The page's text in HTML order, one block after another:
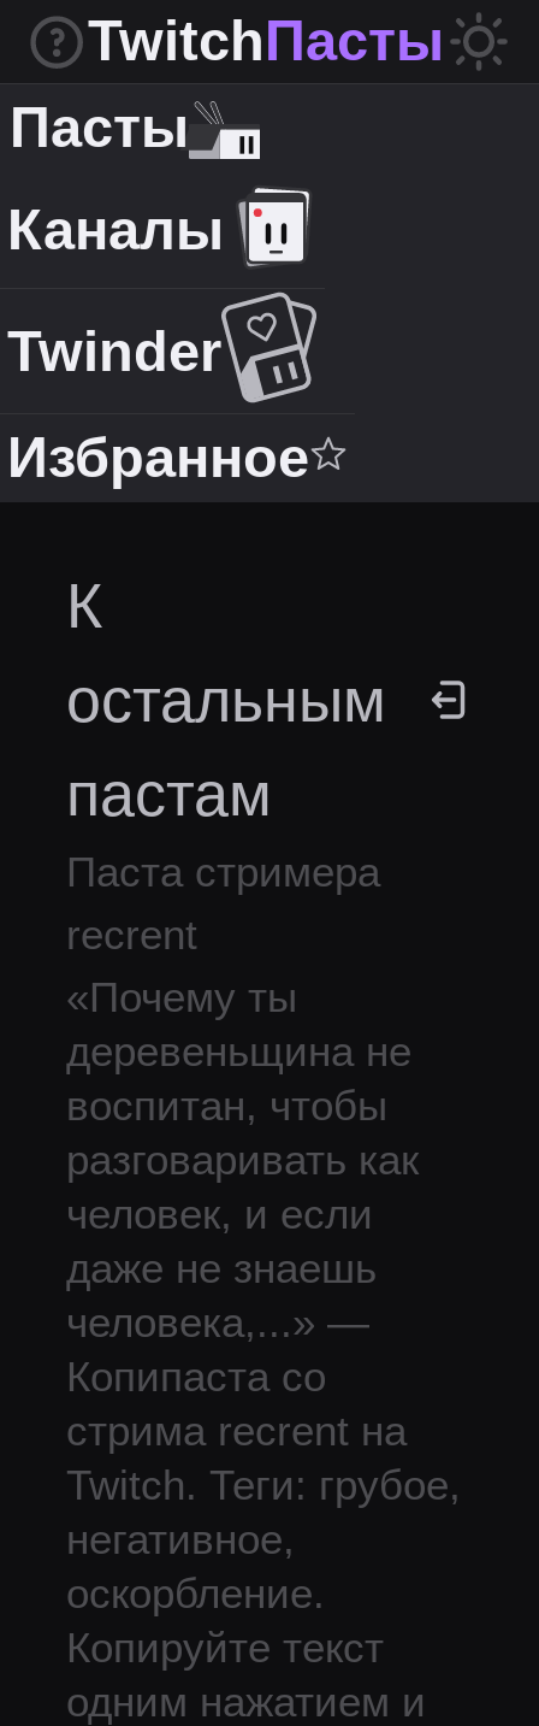
TwitchПасты
Пасты
Каналы
Twinder
Избранное
К
остальным
пастам
Паста стримера
recrent
«Почему ты
деревеньщина не
воспитан, чтобы
разговаривать как
человек, и если
даже не знаешь
человека,...» —
Копипаста со
стрима recrentна
Twitch. Теги: грубое,
негативное,
оскорбление.
Копируйте текст
одним нажатием и